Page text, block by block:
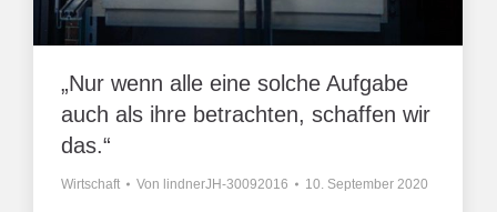
„Nur wenn alle eine solche Aufgabe
auch als ihre betrachten, schaffen wir
das.“
Wirtschaft Von lindnerJH-30092016 10. September 2020